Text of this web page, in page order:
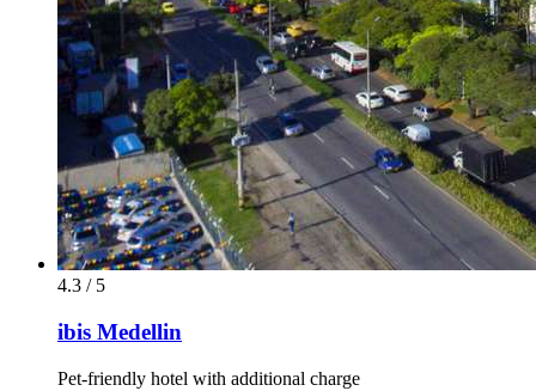
4.3 / 5
ibis Medellin
Pet-friendly hotel with additional charge